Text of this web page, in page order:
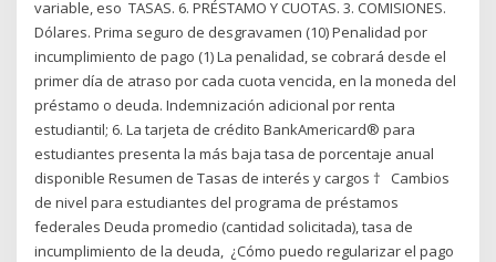
variable, eso TASAS. 6. PRÉSTAMO Y CUOTAS. 3. COMISIONES.
Dólares. Prima seguro de desgravamen (10) Penalidad por
incumplimiento de pago (1) La penalidad, se cobrará desde el
primer día de atraso por cada cuota vencida, en la moneda del
préstamo o deuda. Indemnización adicional por renta
estudiantil; 6. La tarjeta de crédito BankAmericard® para
estudiantes presenta la más baja tasa de porcentaje anual
disponible Resumen de Tasas de interés y cargos † Cambios
de nivel para estudiantes del programa de préstamos
federales Deuda promedio (cantidad solicitada), tasa de
incumplimiento de la deuda, ¿Cómo puedo regularizar el pago